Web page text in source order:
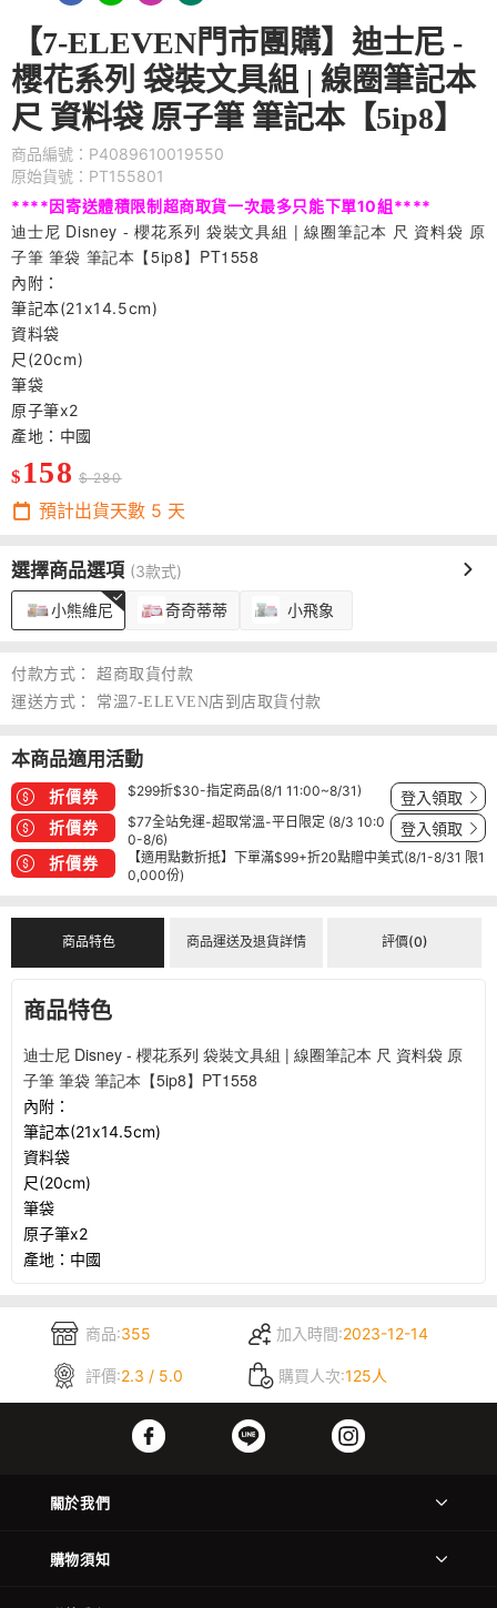
【7-ELEVEN門市團購】迪士尼 -
櫻花系列 袋裝文具組 | 線圈筆記本
尺 資料袋 原子筆 筆記本【5ip8】
商品編號：P4089610019550
原始貨號：PT155801
****因寄送體積限制超商取貨一次最多只能下單10組****
迪士尼 Disney - 櫻花系列 袋裝文具組 | 線圈筆記本 尺 資料袋 原
子筆 筆袋 筆記本【5ip8】PT1558
內附：
筆記本(21x14.5cm)
資料袋
尺(20cm)
筆袋
原子筆x2
產地：中國
$ 158 $ 280
預計出貨天數 5 天
選擇商品選項 (3款式)
小熊維尼 奇奇蒂蒂 小飛象
付款方式：
超商取貨付款
運送方式：
常溫7-ELEVEN店到店取貨付款
本商品適用活動
折價券 $299折$30-指定商品(8/1 11:00~8/31) 登入領取
折價券
$77全站免運-超取常溫-平日限定 (8/3 10:0
0-8/6)
登入領取
折價券
【適用點數折抵】下單滿$99+折20點贈中美式(8/1-8/31 限1
0,000份)
商品特色 商品運送及退貨詳情 評價(0)
商品特色
迪士尼 Disney - 櫻花系列 袋裝文具組 | 線圈筆記本 尺 資料袋 原
子筆 筆袋 筆記本【5ip8】PT1558
內附：
筆記本(21x14.5cm)
資料袋
尺(20cm)
筆袋
原子筆x2
產地：中國
商品:355 加入時間:2023-12-14
評價:2.3 / 5.0 購買人次:125人
關於我們
購物須知